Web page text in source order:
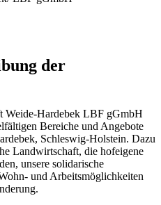
der
Weide-Hardebek LBF gGmbH
Bereiche und Angebote
Schleswig-Holstein. Dazu
Landwirtschaft, die hofeigene
unsere solidarische
und Arbeitsmöglichkeiten